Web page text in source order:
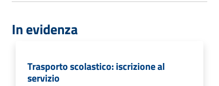
In evidenza
Trasporto scolastico: iscrizione al
servizio